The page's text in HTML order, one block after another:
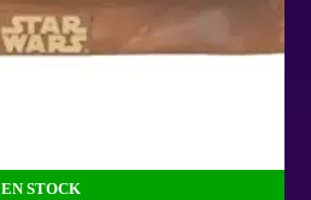
EN STOCK